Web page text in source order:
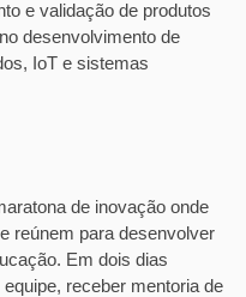
e validação de produtos
desenvolvimento de
IoT e sistemas
de inovação onde
reúnem para desenvolver
Em dois dias
receber mentoria de